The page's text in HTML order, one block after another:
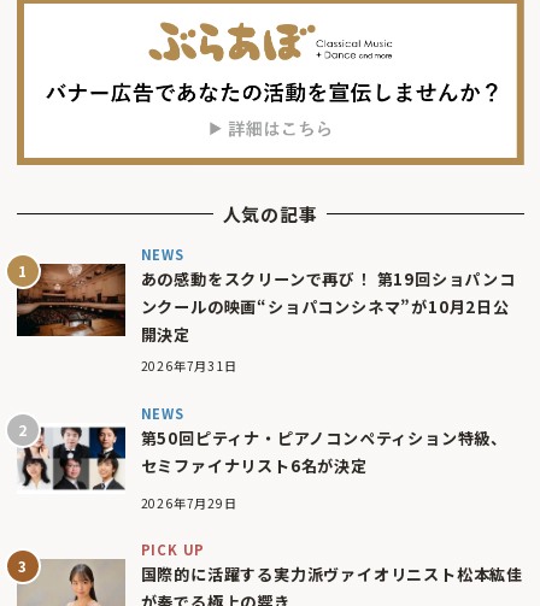
人気の記事
NEWS
あの感動をスクリーンで再び！ 第19回ショパンコ
ンクールの映画“ショパコンシネマ”が10月2日公
開決定
2026年7月31日
NEWS
第50回ピティナ・ピアノコンペティション特級、
セミファイナリスト6名が決定
2026年7月29日
PICK UP
国際的に活躍する実力派ヴァイオリニスト松本紘佳